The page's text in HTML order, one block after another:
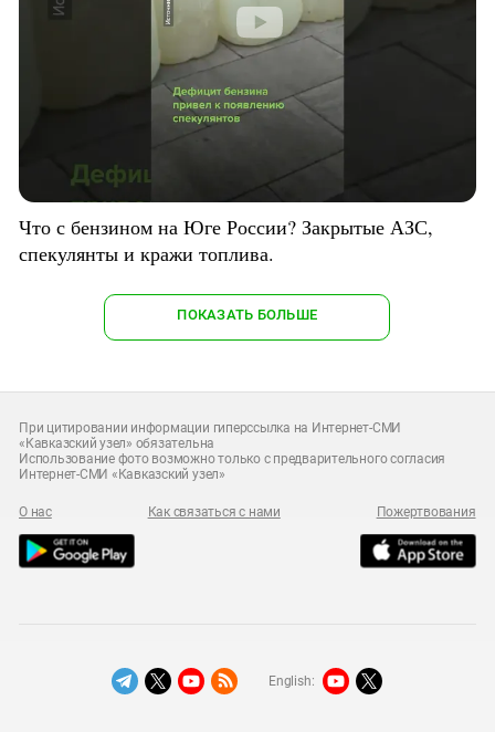
Что с бензином на Юге России? Закрытые АЗС,
спекулянты и кражи топлива.
ПОКАЗАТЬ БОЛЬШЕ
При цитировании информации гиперссылка на Интернет-СМИ
«Кавказский узел» обязательна
Использование фото возможно только с предварительного согласия
Интернет-СМИ «Кавказский узел»
О нас Как связаться с нами Пожертвования
English: